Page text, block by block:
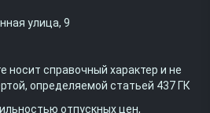
улица, 9
носит справочный характер и не
определяемой статьей 437 ГК
отпускных цен,